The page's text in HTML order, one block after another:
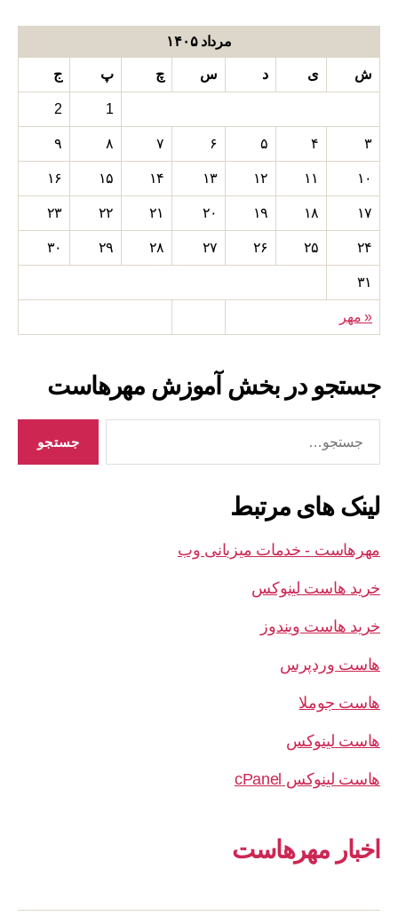
مرداد ۱۴۰۵
ش ی د س چ پ ج
« مهر
1
2
۳ ۴ ۵ ۶ ۷ ۸ ۹
۱۰ ۱۱ ۱۲ ۱۳ ۱۴ ۱۵ ۱۶
۱۷ ۱۸ ۱۹ ۲۰ ۲۱ ۲۲ ۲۳
۲۴ ۲۵ ۲۶ ۲۷ ۲۸ ۲۹ ۳۰
۳۱
جستجو در بخش آموزش مهرهاست
لینک های مرتبط
مهرهاست - خدمات میزبانی وب
خرید هاست لینوکس
خرید هاست ویندوز
هاست وردپرس
هاست جوملا
هاست لینوکس
هاست لینوکس cPanel
اخبار مهرهاست